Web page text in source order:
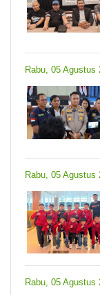
Rabu, 05 Agustus
Rabu, 05 Agustus
Rabu, 05 Agustus